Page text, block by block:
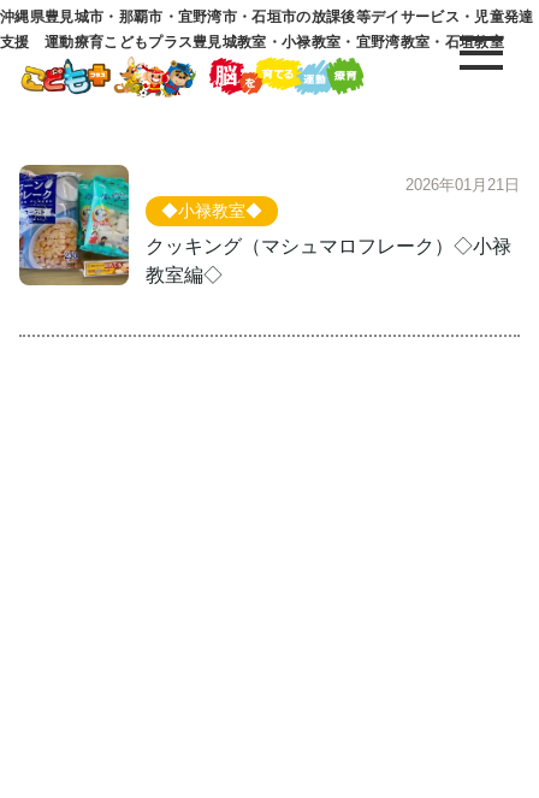
沖縄県豊見城市・那覇市・宜野湾市・石垣市の放課後等デイサービス・児童発達
支援 運動療育こどもプラス豊見城教室・小禄教室・宜野湾教室・石垣教室
◆小禄教室◆
クッキング（マシュマロフレーク）◇小禄
教室編◇
2026年01月21日